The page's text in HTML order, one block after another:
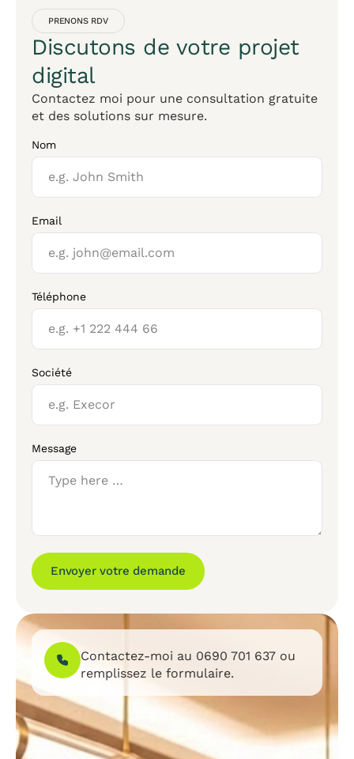
PRENONS RDV
Discutons de votre projet
digital
Contactez moi pour une consultation gratuite
et des solutions sur mesure.
Nom
Email
Téléphone
Société
Message
Envoyer votre demande
Contactez-moi au 0690 701 637 ou
remplissez le formulaire.